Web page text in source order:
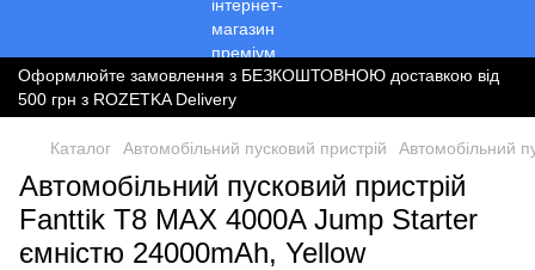
Оформлюйте замовлення з БЕЗКОШТОВНОЮ доставкою від
500 грн з ROZETKA Delivery
Каталог Автомобільний пусковий пристрій Автомобільний
Автомобільний пусковий пристрій
Fanttik T8 MAX 4000A Jump Starter
ємністю 24000mAh, Yellow